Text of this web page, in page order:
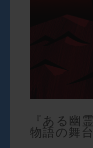
『ある幽
物語の舞